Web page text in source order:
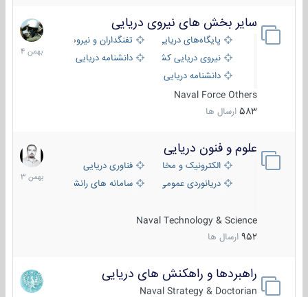
سایر بخش های نیروی دریایی
پایگاه‌های دریایی
تفنگداران و نیروهای ویژه‌ی دریایی
نیروی دریایی کشورهای مختلفدانشنامه دریایی
دانشنامه دریایی کپی
Naval Force Others
583 ارسال ها
22
بهمن
1404
علوم و فنون دریایی
الکترونیک و مخابرات دریاییفناوری دریایی
دریانوردی عمومی
سامانه های رانشی دریایی
Naval Technology & Science
952 ارسال ها
6
بهمن
1403
راهبردها و راهکنش های دریایی
Naval Strategy & Doctorian
2
مرداد